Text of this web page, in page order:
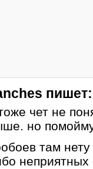
пишет:
чет не
но
там